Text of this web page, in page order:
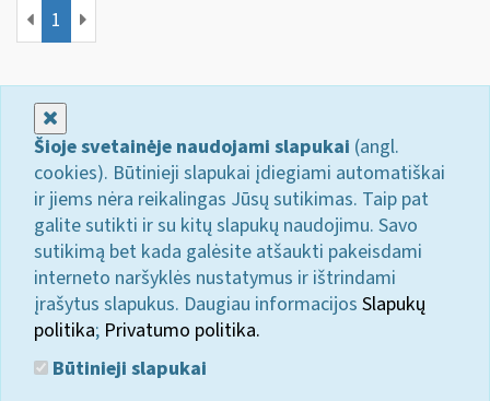
1
Šioje svetainėje naudojami slapukai (angl.
cookies). Būtinieji slapukai įdiegiami automatiškai
ir jiems nėra reikalingas Jūsų sutikimas. Taip pat
galite sutikti ir su kitų slapukų naudojimu. Savo
sutikimą bet kada galėsite atšaukti pakeisdami
interneto naršyklės nustatymus ir ištrindami
įrašytus slapukus. Daugiau informacijos Slapukų
politika; Privatumo politika.
Būtinieji slapukai